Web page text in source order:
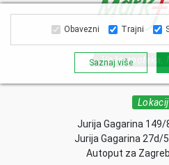
Vaša apoteka,
Jurija Gagarina 149/
Jurija Gagarina 27d/
Autoput za
Obavezni Trajni
Saznaj više